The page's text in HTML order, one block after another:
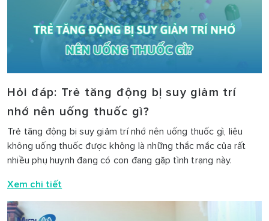
Hỏi đáp: Trẻ tăng động bị suy giảm trí
nhớ nên uống thuốc gì?
Trẻ tăng động bị suy giảm trí nhớ nên uống thuốc gì, liệu
không uống thuốc được không là những thắc mắc của rất
nhiều phụ huynh đang có con đang gặp tình trạng này.
Xem chi tiết